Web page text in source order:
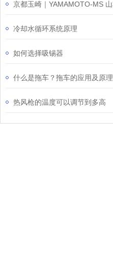
冷却水循环系统原理
如何选择吸锡器
什么是拖车？拖车的应用及原理
热风枪的温度可以调节到多高